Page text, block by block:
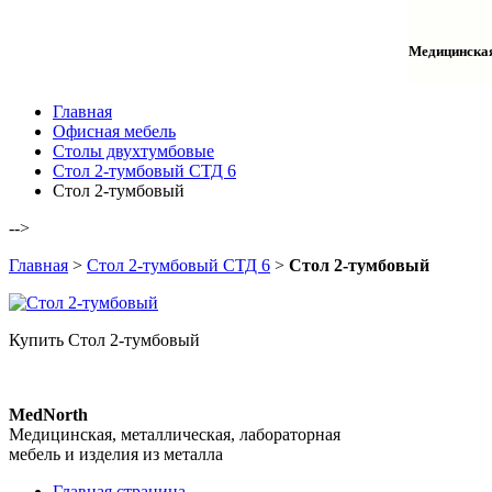
Шкафы
Тумбы
Главная
Офисная мебель
Столы двухтумбовые
Стол 2-тумбовый СТД 6
Стол 2-тумбовый
-->
Главная > Стол 2-тумбовый СТД 6 > Стол 2-тумбовый
Купить Стол 2-тумбовый
MedNorth
Медицинская, металлическая, лабораторная
мебель и изделия из металла